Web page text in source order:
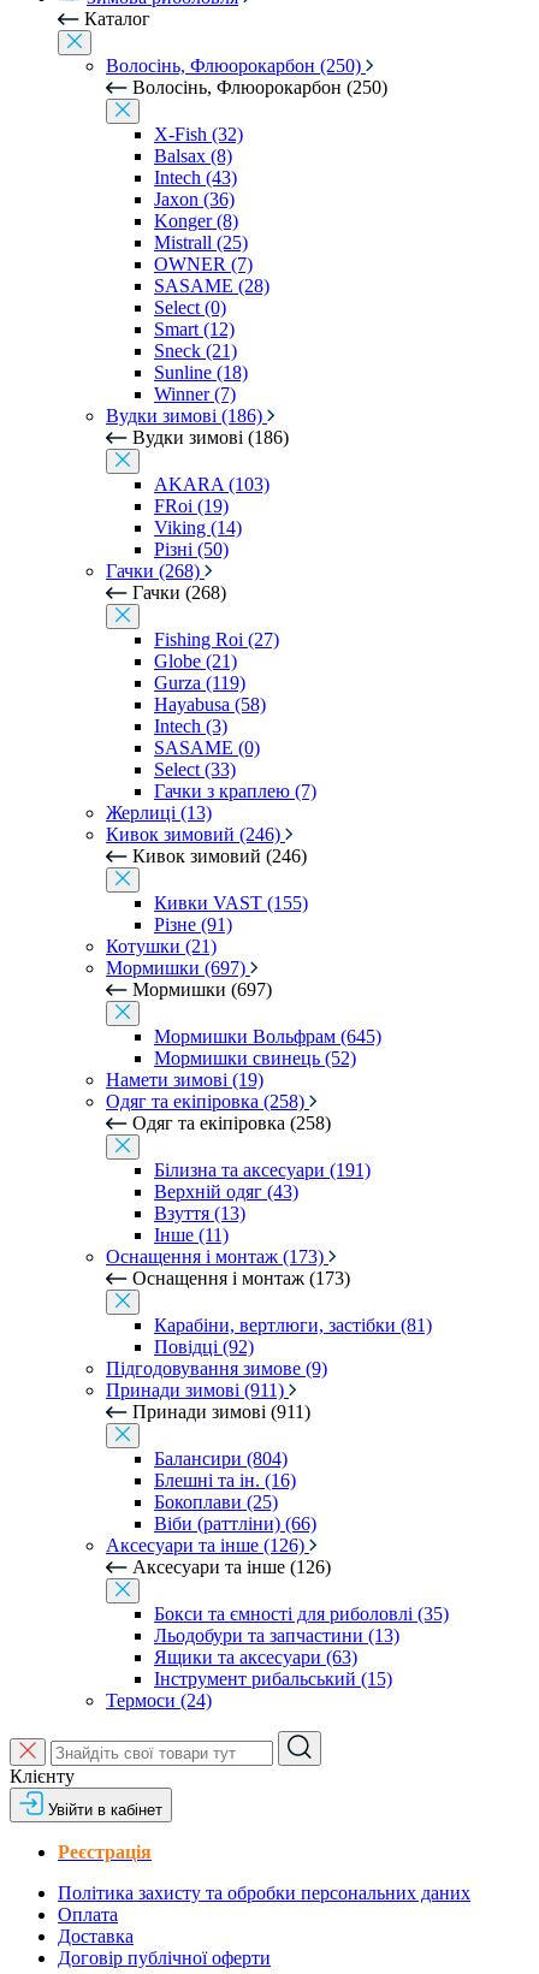
Каталог
Волосінь, Флюорокарбон (250)
Волосінь, Флюорокарбон (250)
X-Fish (32)
Balsax (8)
Intech (43)
Jaxon (36)
Konger (8)
Mistrall (25)
OWNER (7)
SASAME (28)
Select (0)
Smart (12)
Sneck (21)
Sunline (18)
Winner (7)
Вудки зимові (186)
Вудки зимові (186)
AKARA (103)
FRoi (19)
Viking (14)
Різні (50)
Гачки (268)
Гачки (268)
Fishing Roi (27)
Globe (21)
Gurza (119)
Hayabusa (58)
Intech (3)
SASAME (0)
Select (33)
Гачки з краплею (7)
Жерлиці (13)
Кивок зимовий (246)
Кивок зимовий (246)
Кивки VAST (155)
Різне (91)
Котушки (21)
Мормишки (697)
Мормишки (697)
Мормишки Вольфрам (645)
Мормишки свинець (52)
Намети зимові (19)
Одяг та екіпіровка (258)
Одяг та екіпіровка (258)
Білизна та аксесуари (191)
Верхній одяг (43)
Взуття (13)
Інше (11)
Оснащення і монтаж (173)
Оснащення і монтаж (173)
Карабіни, вертлюги, застібки (81)
Повідці (92)
Підгодовування зимове (9)
Принади зимові (911)
Принади зимові (911)
Балансири (804)
Блешні та ін. (16)
Бокоплави (25)
Віби (раттліни) (66)
Аксесуари та інше (126)
Аксесуари та інше (126)
Бокси та ємності для риболовлі (35)
Льодобури та запчастини (13)
Ящики та аксесуари (63)
Інструмент рибальський (15)
Термоси (24)
Клієнту
Увійти в кабінет
Реєстрація
Політика захисту та обробки персональних даних
Оплата
Доставка
Договір публічної оферти